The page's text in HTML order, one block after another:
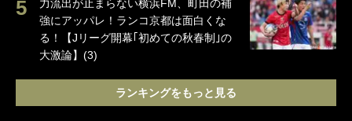
力流出が止まらない横浜FM、町田の補
強にアッパレ！ランコ京都は面白くな
る！【Jリーグ開幕｢初めての秋春制｣の
大激論】(3)
ランキングをもっと見る